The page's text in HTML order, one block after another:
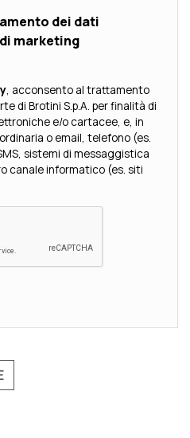
dei dati
marketing
, acconsento al trattamento
S.p.A. per finalità di
e/o cartacee, e, in
o email, telefono (es.
sistemi di messaggistica
canale informatico (es. siti